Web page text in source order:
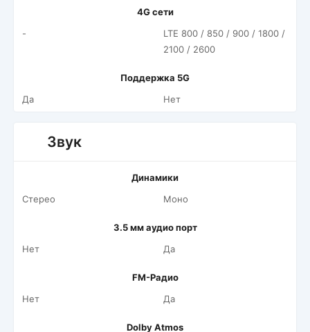
4G сети
-
LTE 800 / 850 / 900 / 1800 /
2100 / 2600
Поддержка 5G
Да
Нет
Звук
Динамики
Стерео
Моно
3.5 мм аудио порт
Нет
Да
FM-Радио
Нет
Да
Dolby Atmos